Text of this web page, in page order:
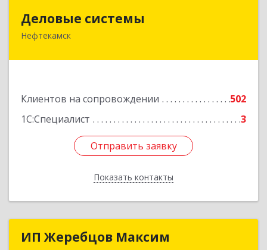
Деловые системы
Нефтекамск
Клиентов на сопровождении
502
1С:Специалист
3
Отправить заявку
Показать контакты
452689, Башкортостан Респ, Нефтекамск г,
Отправить заявку
Назад
ИП Жеребцов МаксимИП Жеребцов Максим